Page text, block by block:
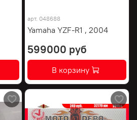
арт. 048688
Yamaha YZF-R1 , 2004
599000 руб
В корзину